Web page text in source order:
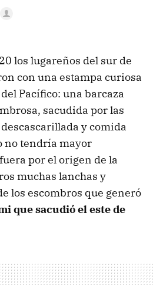
los lugareños del sur de
con una estampa curiosa
Pacífico: una barcaza
sacudida por las
y comida
no tendría mayor
por el origen de la
muchas lanchas y
los escombros que generó
que sacudió el este de